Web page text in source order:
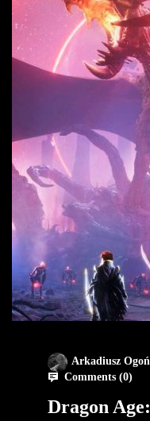
Arkadiusz
Comments (0)
Dragon